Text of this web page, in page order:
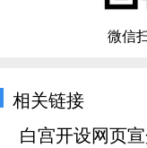
微信
相关链接
白宫开设网页